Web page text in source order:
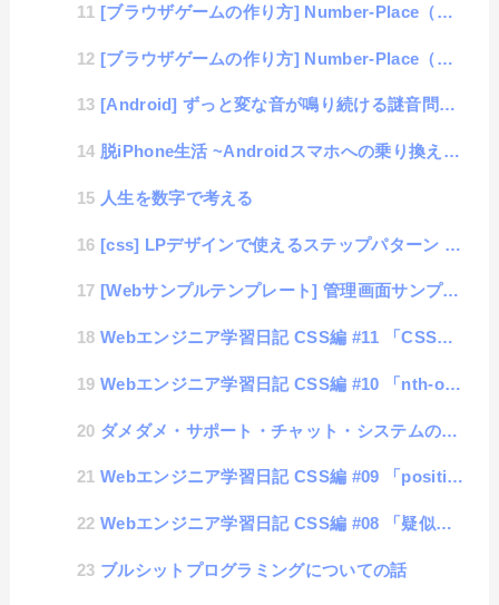
[ブラウザゲームの作り方] Number-Place（数独）#2「Javascriptと構造化」
[ブラウザゲームの作り方] Number-Place（数独）#1「基本Table」
[Android] ずっと変な音が鳴り続ける謎音問題の原因が判明
脱iPhone生活 ~Androidスマホへの乗り換え日記
人生を数字で考える
[css] LPデザインで使えるステップパターン #06「菱形階層」
[Webサンプルテンプレート] 管理画面サンプル # 汎用的デザイン
Webエンジニア学習日記 CSS編 #11 「CSSドリル（初級編）」
Webエンジニア学習日記 CSS編 #10 「nth-of-type」
ダメダメ・サポート・チャット・システムの現実
Webエンジニア学習日記 CSS編 #09 「position」
Webエンジニア学習日記 CSS編 #08 「疑似要素と疑似クラス」
ブルシットプログラミングについての話